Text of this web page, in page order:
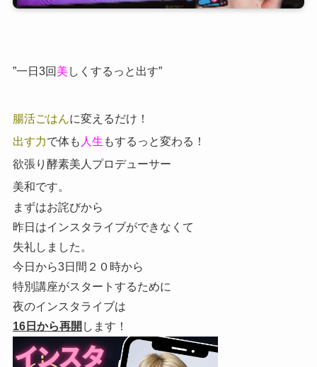
”一日3回 美 しくするっと出す”
腸活ごはんに変えるだけ！
出す力で体も 人生 もするっと変わる！
欲張り酵素美人プロデューサー
美和です。
まずはお詫びから
昨日はインスタライブができなくて
失礼しました。
今日から3日間２０時から
特別講座がスタートするために
夜のインスタライブは
16日から再開 します！